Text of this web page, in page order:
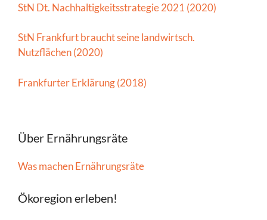
StN Dt. Nachhaltigkeitsstrategie 2021 (2020)
StN Frankfurt braucht seine landwirtsch.
Nutzflächen (2020)
Frankfurter Erklärung (2018)
Über Ernährungsräte
Was machen Ernährungsräte
Ökoregion erleben!